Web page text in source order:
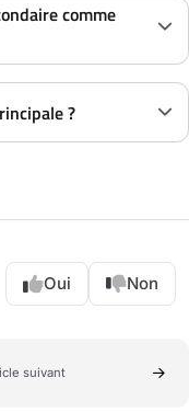
comme
?
Oui Non
suivant